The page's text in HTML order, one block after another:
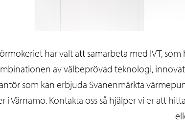
har valt att samarbeta med IVT,
av välbeprövad teknologi,
som kan erbjuda Svanenmärkta
i Värnamo. Kontakta oss så hjälper vi er att